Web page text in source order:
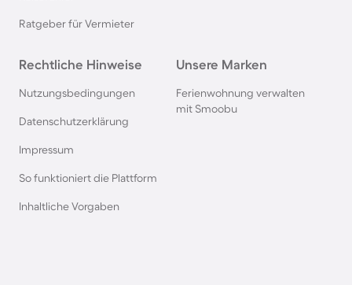
Pensionen in Süddeutschland
Pensionen im Spreewald
Ratgeber für Vermieter
Rechtliche Hinweise
Nutzungsbedingungen
Datenschutzerklärung
Impressum
So funktioniert die Plattform
Inhaltliche Vorgaben
Unsere Marken
Ferienwohnung verwalten
mit Smoobu